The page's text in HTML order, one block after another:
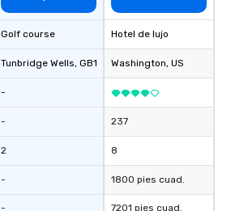
Golf course
Tunbridge Wells, GB1
-
-
2
-
-
Hotel de lujo
Washington, US
237
8
1800 pies cuad.
7201 pies cuad.